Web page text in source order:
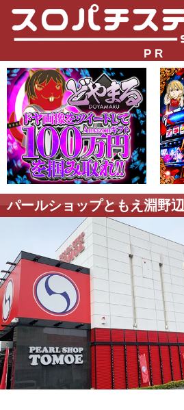
P R
パールショップともえ淵野